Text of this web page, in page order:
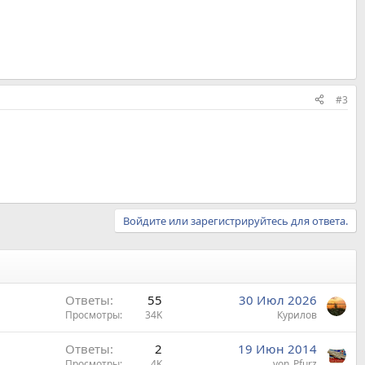
#3
Войдите или зарегистрируйтесь для ответа.
Ответы 55
Просмотры 34K
30 Июл 2026
Курилов
Ответы 2 19 Июн 2014